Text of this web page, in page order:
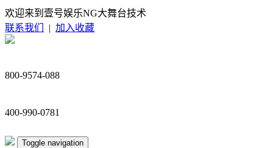
欢迎来到壹号娱乐NG大舞台技术
联系我们
| 加入收藏
800-9574-088
400-990-0781
Toggle navigation